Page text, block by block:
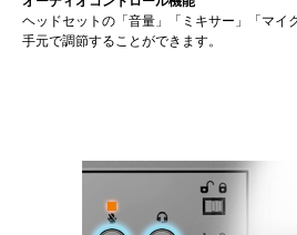
ヘッドセットの「音量」「ミキサー」「マイ
手元で調節することができます。